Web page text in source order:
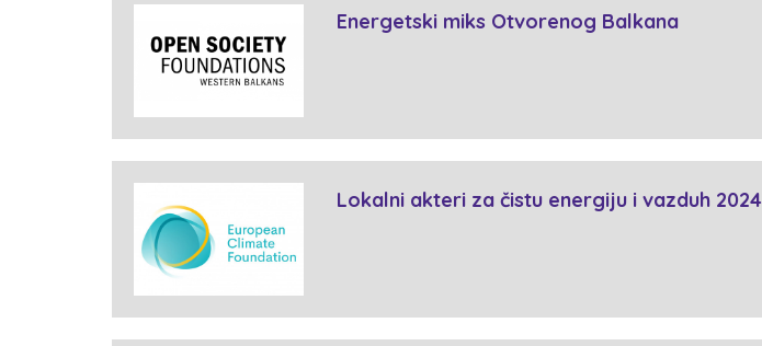
Energetski miks Otvorenog Balkana
Lokalni akteri za čistu energiju i vazduh 2024